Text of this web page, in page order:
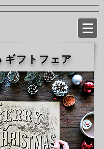
ギフトフェア